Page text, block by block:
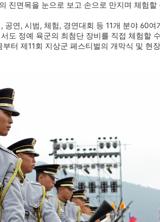
진면목을 눈으로 보고 손으로 만지며 체험
공연, 시범, 체험, 경연대회 등 11개 분야 60
도 정예 육군의 최첨단 장비를 직접 체험할
터 제11회 지상군 페스티벌의 개막식 및 현